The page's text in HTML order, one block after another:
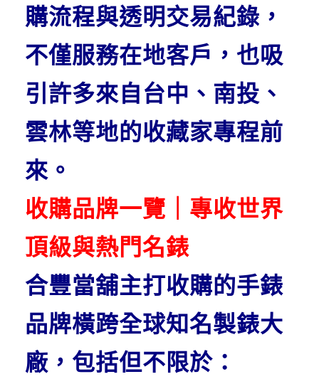
購流程與透明交易紀錄，
不僅服務在地客戶，也吸
引許多來自台中、南投、
雲林等地的收藏家專程前
來。
收購品牌一覽｜專收世界
頂級與熱門名錶
合豐當舖主打收購的手錶
品牌橫跨全球知名製錶大
廠，包括但不限於：